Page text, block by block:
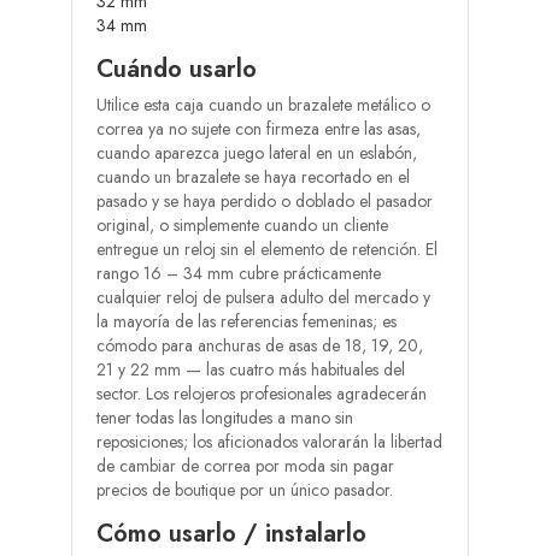
34 mm
Cuándo usarlo
Utilice esta caja cuando un brazalete metálico o
correa ya no sujete con firmeza entre las asas,
cuando aparezca juego lateral en un eslabón,
cuando un brazalete se haya recortado en el
pasado y se haya perdido o doblado el pasador
original, o simplemente cuando un cliente
entregue un reloj sin el elemento de retención. El
rango 16 – 34 mm cubre prácticamente
cualquier reloj de pulsera adulto del mercado y
la mayoría de las referencias femeninas; es
cómodo para anchuras de asas de 18, 19, 20,
21 y 22 mm — las cuatro más habituales del
sector. Los relojeros profesionales agradecerán
tener todas las longitudes a mano sin
reposiciones; los aficionados valorarán la libertad
de cambiar de correa por moda sin pagar
precios de boutique por un único pasador.
Cómo usarlo / instalarlo